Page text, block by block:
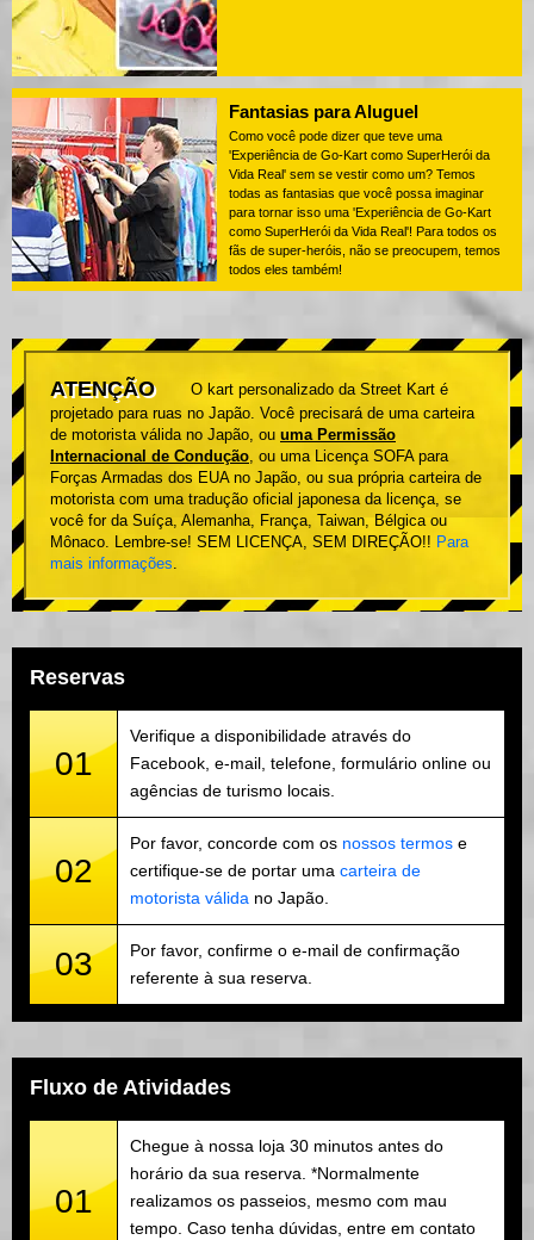
Fantasias para Aluguel
Como você pode dizer que teve uma
'Experiência de Go-Kart como SuperHerói da
Vida Real' sem se vestir como um? Temos
todas as fantasias que você possa imaginar
para tornar isso uma 'Experiência de Go-Kart
como SuperHerói da Vida Real'! Para todos os
fãs de super-heróis, não se preocupem, temos
todos eles também!
ATENÇÃO
O kart personalizado da Street Kart é
projetado para ruas no Japão. Você precisará de uma carteira
de motorista válida no Japão, ou uma Permissão
Internacional de Condução, ou uma Licença SOFA para
Forças Armadas dos EUA no Japão, ou sua própria carteira de
motorista com uma tradução oficial japonesa da licença, se
você for da Suíça, Alemanha, França, Taiwan, Bélgica ou
Mônaco. Lembre-se! SEM LICENÇA, SEM DIREÇÃO!! Para
mais informações.
Reservas
01
Verifique a disponibilidade através do
Facebook, e-mail, telefone, formulário online ou
agências de turismo locais.
02
Por favor, concorde com os nossos termos e
certifique-se de portar uma carteira de
motorista válida no Japão.
03
Por favor, confirme o e-mail de confirmação
referente à sua reserva.
Fluxo de Atividades
01
Chegue à nossa loja 30 minutos antes do
horário da sua reserva. *Normalmente
realizamos os passeios, mesmo com mau
tempo. Caso tenha dúvidas, entre em contato